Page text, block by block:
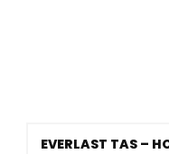
EVERLAST TAS –